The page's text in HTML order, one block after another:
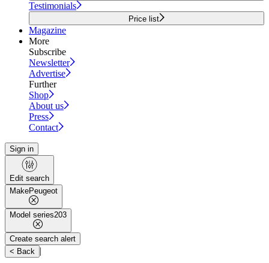
Testimonials
Price list
Magazine
More
Subscribe
Newsletter
Advertise
Further
Shop
About us
Press
Contact
Sign in
Edit search
MakePeugeot
Model series203
Create search alert
< Back |